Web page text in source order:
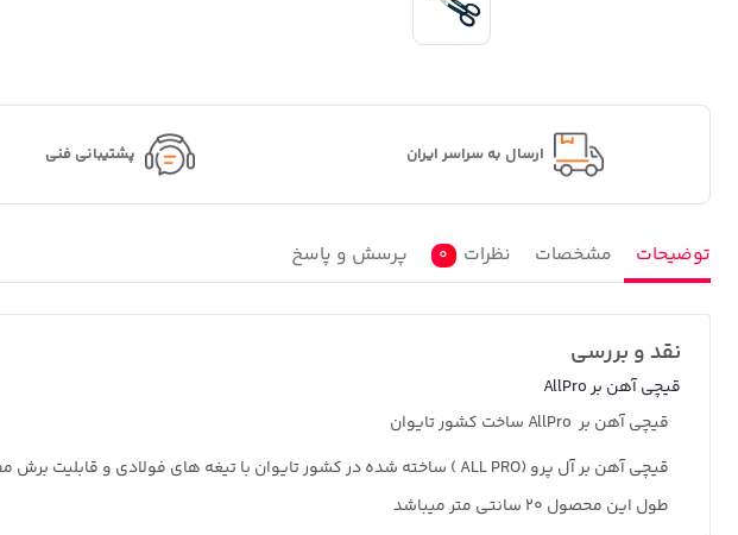
ارسال به سراسر ایران پشتیبانی فنی
توضیحات مشخصات نظرات 0 پرسش و پاسخ
نقد و بررسی
قیچی آهن بر AllPro
قیچی آهن بر AllPro ساخت کشور تایوان
قیچی آهن بر آل پرو (ALL PRO ) ساخته شده در کشور تایوان با تیغه های فولادی و قابلیت برش مفتول و ورق بسیار دقیق .
طول این محصول 20 سانتی متر میباشد